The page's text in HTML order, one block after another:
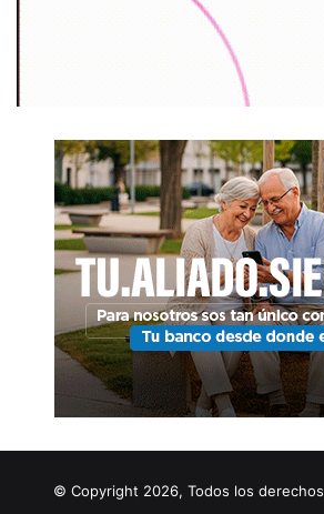
© Copyright 2026, Todos los